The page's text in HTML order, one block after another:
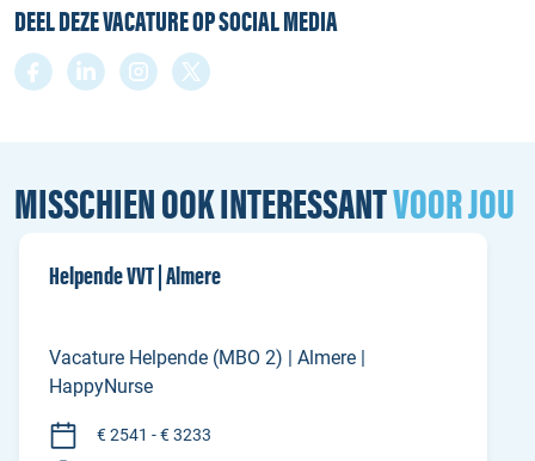
DEEL DEZE VACATURE OP SOCIAL MEDIA
MISSCHIEN OOK INTERESSANTVOOR JOU
Helpende VVT | Almere
Vacature Helpende (MBO 2) | Almere |
HappyNurse
€ 2541 - € 3233